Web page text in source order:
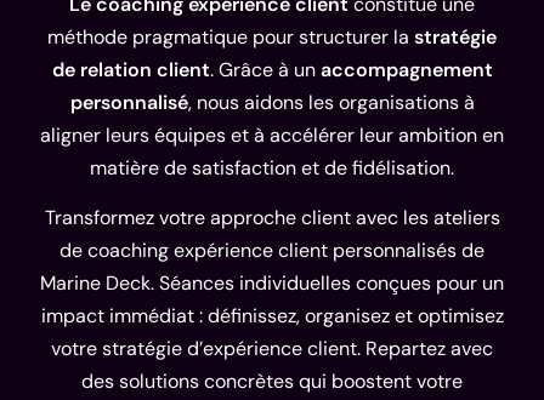
méthode pragmatique pour structurer la stratégie
de relation client. Grâce à unaccompagnement
personnalisé, nous aidons les organisations à
aligner leurs équipes et à accélérer leur ambition en
matière de satisfaction et de fidélisation.
Transformez votre approche client avec les ateliers
de coaching expérience client personnalisés de
Marine Deck. Séances individuelles conçues pour un
impact immédiat : définissez, organisez et optimisez
votre stratégie d’expérience client. Repartez avec
des solutions concrètes qui boostent votre